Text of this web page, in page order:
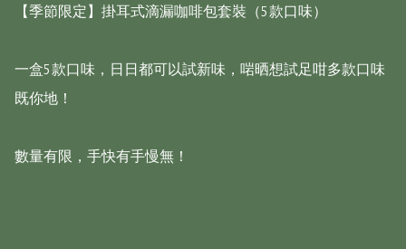
【季節限定】掛耳式滴漏咖啡包套裝（5款口味）
一盒5款口味，日日都可以試新味，啱晒想試足咁多款口味
既你地！
數量有限，手快有手慢無！